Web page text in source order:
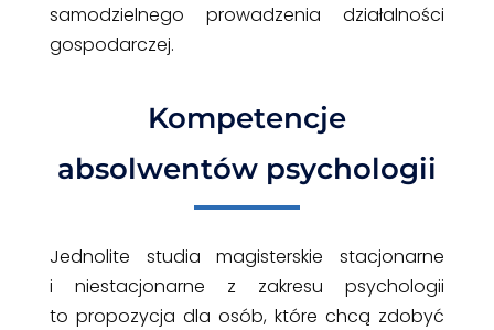
samodzielnego prowadzenia działalności
gospodarczej.
Kompetencje
absolwentów psychologii
Jednolite studia magisterskie stacjonarne
i niestacjonarne z zakresu psychologii
to propozycja dla osób, które chcą zdobyć